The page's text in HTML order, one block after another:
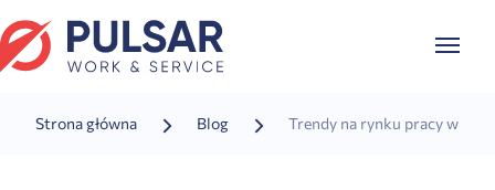
Strona główna Blog Trendy na rynku pracy w